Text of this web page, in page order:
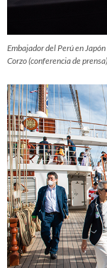
Embajador del Perú en
Corzo (conferencia de prensa)